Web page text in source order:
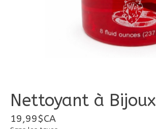
Nettoyant à Bijoux
19,99$CA